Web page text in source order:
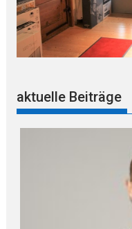
aktuelle Beiträge